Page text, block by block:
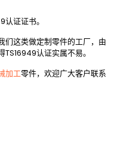
证证书。
们这类做定制零件的工厂，由
认证实属不易。
加工零件，欢迎广大客户联系